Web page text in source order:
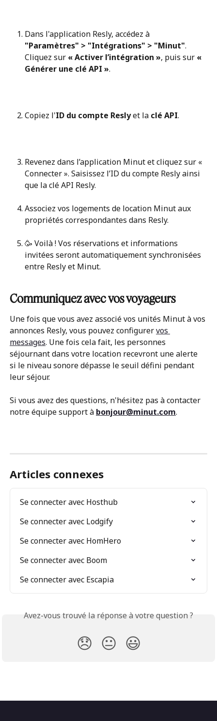
Dans l'application Resly, accédez à
"Paramètres" > "Intégrations" > "Minut".
Cliquez sur « Activer l’intégration », puis sur «
Générer une clé API ».
Copiez l'ID du compte Resly et la clé API.
Revenez dans l’application Minut et cliquez sur «
Connecter ». Saisissez l’ID du compte Resly ainsi
que la clé API Resly.
Associez vos logements de location Minut aux
propriétés correspondantes dans Resly.
🥳 Voilà ! Vos réservations et informations
invitées seront automatiquement synchronisées
entre Resly et Minut.
Communiquez avec vos voyageurs
Une fois que vous avez associé vos unités Minut à vos
annonces Resly, vous pouvez configurer vos
messages. Une fois cela fait, les personnes
séjournant dans votre location recevront une alerte
si le niveau sonore dépasse le seuil défini pendant
leur séjour.
Si vous avez des questions, n'hésitez pas à contacter
notre équipe support à bonjour@minut.com.
Articles connexes
Se connecter avec Hosthub
Se connecter avec Lodgify
Se connecter avec HomHero
Se connecter avec Boom
Se connecter avec Escapia
Avez-vous trouvé la réponse à votre question ?
😞 😐 😃